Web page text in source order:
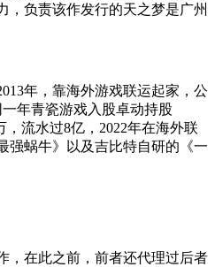
，负责该作发行的天之梦是广州
年，靠海外游戏联运起家，公
年青瓷游戏入股卓动持股
，流水过8亿，2022年在海外联
强蜗牛》以及吉比特自研的《一
，在此之前，前者还代理过后者